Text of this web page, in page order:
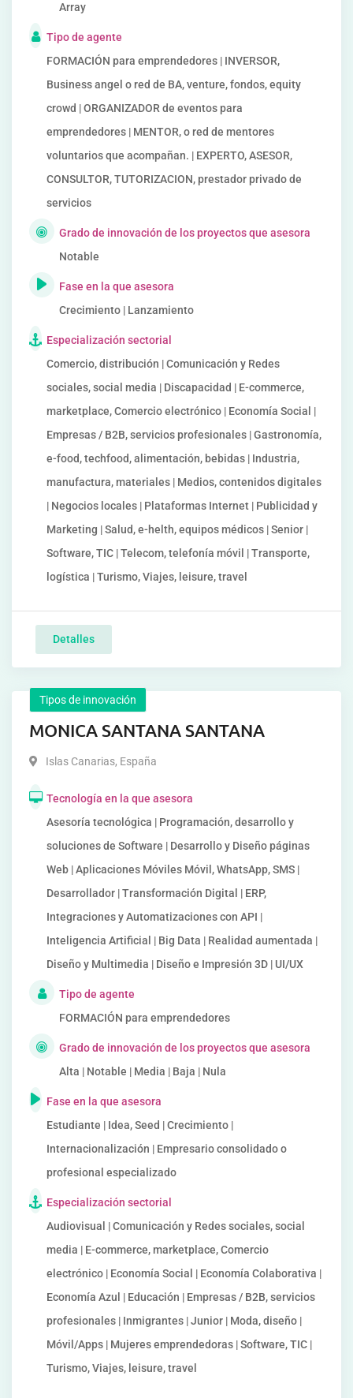
Array
Tipo de agente
FORMACIÓN para emprendedores | INVERSOR,
Business angel o red de BA, venture, fondos, equity
crowd | ORGANIZADOR de eventos para
emprendedores | MENTOR, o red de mentores
voluntarios que acompañan. | EXPERTO, ASESOR,
CONSULTOR, TUTORIZACION, prestador privado de
servicios
Grado de innovación de los proyectos que asesora
Notable
Fase en la que asesora
Crecimiento | Lanzamiento
Especialización sectorial
Comercio, distribución | Comunicación y Redes
sociales, social media | Discapacidad | E-commerce,
marketplace, Comercio electrónico | Economía Social |
Empresas / B2B, servicios profesionales | Gastronomía,
e-food, techfood, alimentación, bebidas | Industria,
manufactura, materiales | Medios, contenidos digitales
| Negocios locales | Plataformas Internet | Publicidad y
Marketing | Salud, e-helth, equipos médicos | Senior |
Software, TIC | Telecom, telefonía móvil | Transporte,
logística | Turismo, Viajes, leisure, travel
Detalles
Tipos de innovación
MONICA SANTANA SANTANA
Islas Canarias, España
Tecnología en la que asesora
Asesoría tecnológica | Programación, desarrollo y
soluciones de Software | Desarrollo y Diseño páginas
Web | Aplicaciones Móviles Móvil, WhatsApp, SMS |
Desarrollador | Transformación Digital | ERP,
Integraciones y Automatizaciones con API |
Inteligencia Artificial | Big Data | Realidad aumentada |
Diseño y Multimedia | Diseño e Impresión 3D | UI/UX
Tipo de agente
FORMACIÓN para emprendedores
Grado de innovación de los proyectos que asesora
Alta | Notable | Media | Baja | Nula
Fase en la que asesora
Estudiante | Idea, Seed | Crecimiento |
Internacionalización | Empresario consolidado o
profesional especializado
Especialización sectorial
Audiovisual | Comunicación y Redes sociales, social
media | E-commerce, marketplace, Comercio
electrónico | Economía Social | Economía Colaborativa |
Economía Azul | Educación | Empresas / B2B, servicios
profesionales | Inmigrantes | Junior | Moda, diseño |
Móvil/Apps | Mujeres emprendedoras | Software, TIC |
Turismo, Viajes, leisure, travel